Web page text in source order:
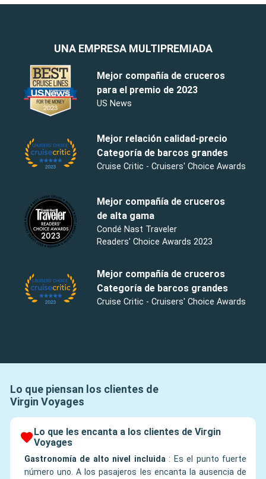
UNA EMPRESA MULTIPREMIADA
Mejor compañía de cruceros
para el premio de 2023
US News
Mejor relación calidad-precio
Categoría de barcos grandes
Cruise Critic - Cruisers' Choice Awards
Mejor compañía de cruceros
de alta gama
Condé Nast Traveler
Readers' Choice Awards 2023
Mejor compañía de cruceros
Categoría de barcos grandes
Cruise Critic - Cruisers' Choice Awards
Lo que piensan los clientes de
Virgin Voyages
Lo que les encanta a los clientes de Virgin
Voyages
Gastronomía de alto nivel incluida : Es el punto fuerte
número uno. A los pasajeros les encanta la ausencia de